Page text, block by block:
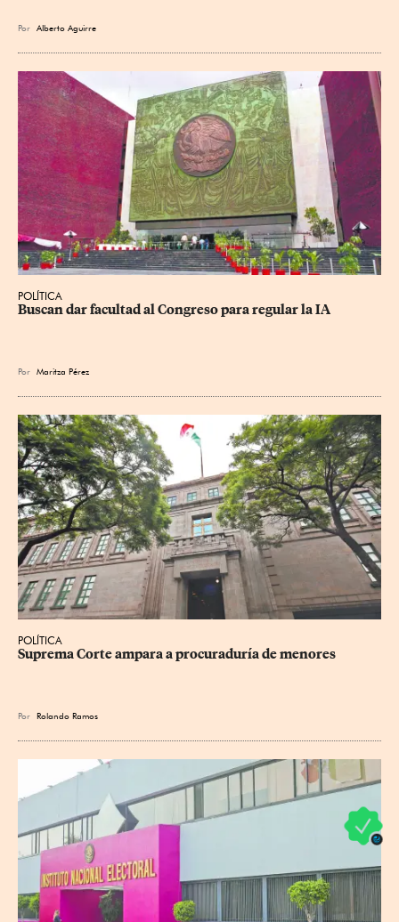
Por Alberto Aguirre
POLÍTICA
Buscan dar facultad al Congreso para regular la IA
Por Maritza Pérez
POLÍTICA
Suprema Corte ampara a procuraduría de menores
Por Rolando Ramos